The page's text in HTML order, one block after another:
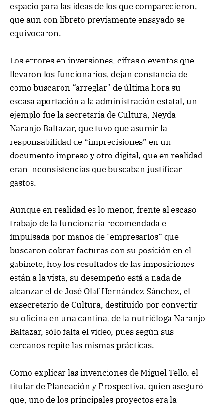
espacio para las ideas de los que comparecieron,
que aun con libreto previamente ensayado se
equivocaron.
Los errores en inversiones, cifras o eventos que
llevaron los funcionarios, dejan constancia de
como buscaron “arreglar” de última hora su
escasa aportación a la administración estatal, un
ejemplo fue la secretaria de Cultura, Neyda
Naranjo Baltazar, que tuvo que asumir la
responsabilidad de “imprecisiones” en un
documento impreso y otro digital, que en realidad
eran inconsistencias que buscaban justificar
gastos.
Aunque en realidad es lo menor, frente al escaso
trabajo de la funcionaria recomendada e
impulsada por manos de “empresarios” que
buscaron cobrar facturas con su posición en el
gabinete, hoy los resultados de las imposiciones
están a la vista, su desempeño está a nada de
alcanzar el de José Olaf Hernández Sánchez, el
exsecretario de Cultura, destituido por convertir
su oficina en una cantina, de la nutrióloga Naranjo
Baltazar, sólo falta el vídeo, pues según sus
cercanos repite las mismas prácticas.
Como explicar las invenciones de Miguel Tello, el
titular de Planeación y Prospectiva, quien aseguró
que, uno de los principales proyectos era la